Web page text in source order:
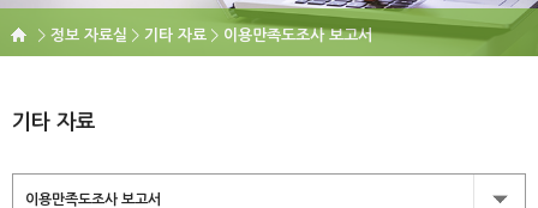
정보 자료실 기타 자료 이용만족도조사 보고서
기타 자료
이용만족도조사 보고서